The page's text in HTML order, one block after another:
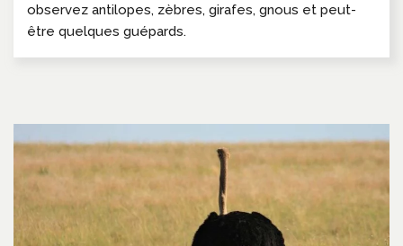
observez antilopes, zèbres, girafes, gnous et peut-
être quelques guépards.